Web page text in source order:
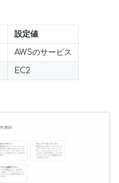
設定値
AWSのサービス
EC2